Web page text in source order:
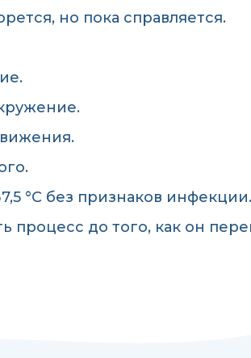
но пока справляется.
°C без признаков инфекции.
процесс до того, как он